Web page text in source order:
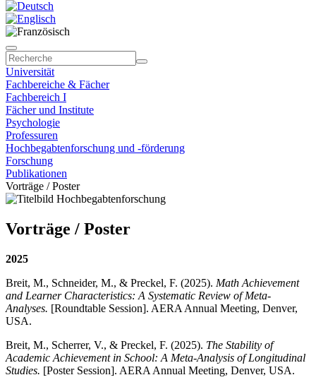
Universität
Fachbereiche & Fächer
Fachbereich I
Fächer und Institute
Psychologie
Professuren
Hochbegabtenforschung und -förderung
Forschung
Publikationen
Vorträge / Poster
Vorträge / Poster
2025
Breit, M., Schneider, M., & Preckel, F. (2025). Math Achievement
and Learner Characteristics: A Systematic Review of Meta-
Analyses. [Roundtable Session]. AERA Annual Meeting, Denver,
USA.
Breit, M., Scherrer, V., & Preckel, F. (2025). The Stability of
Academic Achievement in School: A Meta-Analysis of Longitudinal
Studies. [Poster Session]. AERA Annual Meeting, Denver, USA.